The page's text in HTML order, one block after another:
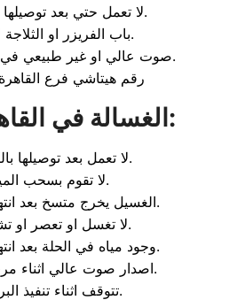
لا تعمل حتي بعد توصيلها بالكهرباء.
باب الفريزر او الثلاجة لا يغلق.
صوت عالي او غير طبيعي في موتور الثلاجة.
رقم هيتاشي فرع القاهرة
الغسالة في :
لا تعمل بعد توصيلها بالكهرباء.
لا تقوم بسحب المياة.
الغسيل يخرج متسخ بعد انتهاء البرنامج.
لا تغسل او تعصر او تشتطف.
وجود مياه في الحلة بعد انتهاء البرنامج.
اصدار صوت عالي اثناء مرحلة العصر.
تتوقف اثناء تنفيذ البرنامج.